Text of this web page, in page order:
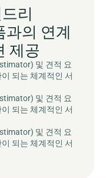
리
의 연계
제공
및 견적 요
되는 체계적인 서
및 견적 요
되는 체계적인 서
및 견적 요
되는 체계적인 서